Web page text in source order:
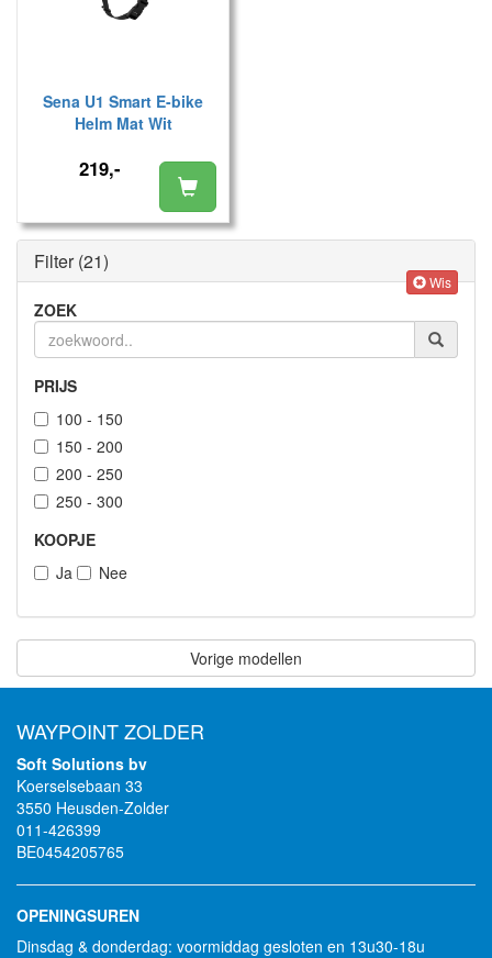
Sena U1 Smart E-bike
Helm Mat Wit
219,-
Filter(21)
Wis
ZOEK
PRIJS
100 - 150
150 - 200
200 - 250
250 - 300
KOOPJE
Ja
Nee
Vorige modellen
WAYPOINT ZOLDER
Soft Solutions bv
Koerselsebaan 33
3550 Heusden-Zolder
011-426399
BE0454205765
OPENINGSUREN
Dinsdag & donderdag: voormiddag gesloten en 13u30-18u